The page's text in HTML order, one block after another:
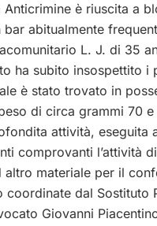
è riuscita a
abitualmente
L. J. di 35
ha subito insospettito
è stato trovato in
di circa grammi 70
attività,
comprovanti l’attività
materiale per il
dal Sostituto
Giovanni